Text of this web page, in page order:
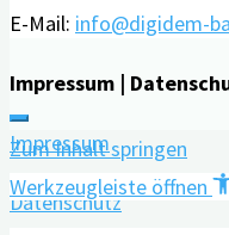
sowie
E-Mail: info@digidem-
Impressum |
Impressum
Datenschutz
Zum Inhalt springen
Werkzeugleiste öffnen